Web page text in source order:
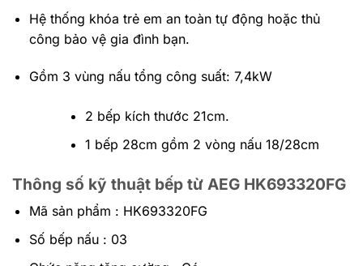
Hệ thống khóa trẻ em an toàn tự động hoặc thủ
công bảo vệ gia đình bạn.
Gồm 3 vùng nấu tổng công suất: 7,4kW
2 bếp kích thước 21cm.
1 bếp 28cm gồm 2 vòng nấu 18/28cm
Thông số kỹ thuật bếp từ AEG HK693320FG
Mã sản phẩm : HK693320FG
Số bếp nấu : 03